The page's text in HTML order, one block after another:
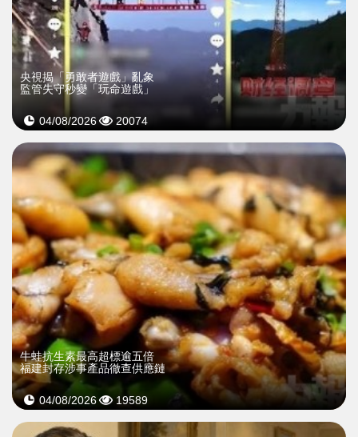
央視揭「勇敢者遊戲」亂象
監管失守秒變「玩命遊戲」
04/08/2026 20074
牛蛙抗生素最高超標逾五倍
福建封存涉事產品徹查供應鏈
04/08/2026 19589